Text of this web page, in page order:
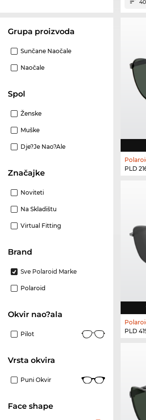
Grupa proizvoda
Sunčane Naočale
Naočale
Spol
Ženske
Muške
Dje?je Nao?ale
Značajke
Noviteti
Na Skladištu
Virtual Fitting
brand
Sve Polaroid Marke
Polaroid
Okvir nao?ala
Pilot
Vrsta okvira
Puni Okvir
Face shape
40
PLD
PLD